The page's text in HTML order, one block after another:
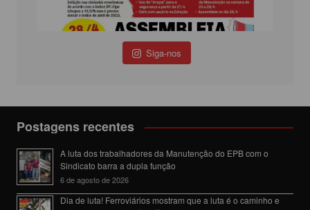
Siga-nos
Postagens recentes
A luta dos trabalhadores da Manutenção do EPB com o
Sindicato barra a dupla função
6 de agosto de 2026
Dia de luta! Ferroviários mostram que a luta é o caminho e